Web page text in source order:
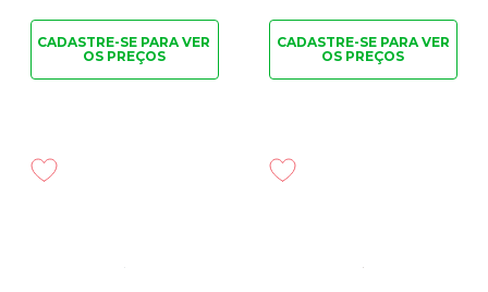
CADASTRE-SE PARAVER
OS PREÇOS
CADASTRE-SE PARAVER
OS PREÇOS